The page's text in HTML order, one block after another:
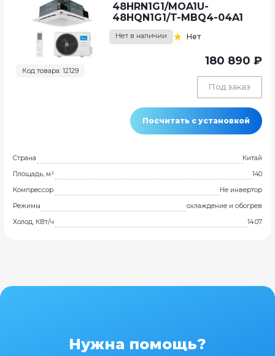
Код товара: 12129
48HRN1G1/MOA1U-
48HQN1G1/T-MBQ4-04A1
Нет в наличии Нет
180 890 ₽
Под заказ
Посчитать с установкой
Страна
Китай
Площадь, м²
140
Компрессор
Не инвертор
Режимы
охлаждение и обогрев
Холод, КВт/ч
14.07
Нужна помощь?